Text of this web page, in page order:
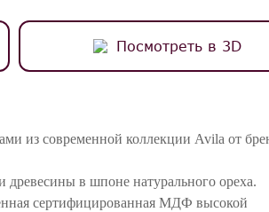
Посмотреть в 3D
из современной коллекции Avila от
в шпоне натурального ореха.
сертифицированная МДФ высокой